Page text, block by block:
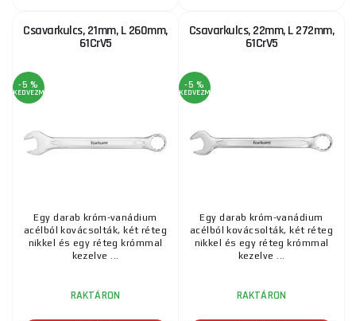
Csavarkulcs, 21mm, L 260mm,
61CrV5
-5 %
KEDVEZMÉNY
Egy darab króm-vanádium
acélból kovácsolták, két réteg
nikkel és egy réteg krómmal
kezelve ...
RAKTÁRON
Csavarkulcs, 22mm, L 272mm,
61CrV5
-5 %
KEDVEZMÉNY
Egy darab króm-vanádium
acélból kovácsolták, két réteg
nikkel és egy réteg krómmal
kezelve ...
RAKTÁRON